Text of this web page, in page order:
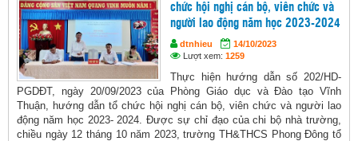
chức hội nghị cán bộ, viên chức và
người lao động năm học 2023-2024
dtnhieu
14/10/2023
Lượt xem: 1259
Thực hiện hướng dẫn số 202/HD-
PGDĐT, ngày 20/09/2023 của Phòng Giáo dục và Đào tạo Vĩnh
Thuận, hướng dẫn tổ chức hội nghị cán bộ, viên chức và người lao
động năm học 2023- 2024. Được sự chỉ đạo của chi bộ nhà trường,
chiều ngày 12 tháng 10 năm 2023, trường TH&THCS Phong Đông tổ